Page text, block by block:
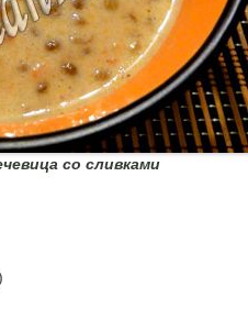
со сливками